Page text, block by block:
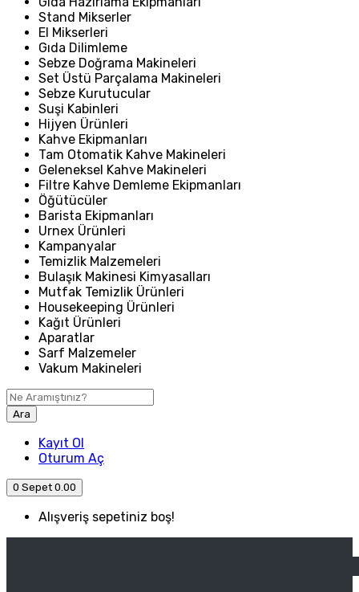
Stand Mikserler
El Mikserleri
Gıda Dilimleme
Sebze Doğrama Makineleri
Set Üstü Parçalama Makineleri
Sebze Kurutucular
Suşi Kabinleri
Hijyen Ürünleri
Kahve Ekipmanları
Tam Otomatik Kahve Makineleri
Geleneksel Kahve Makineleri
Filtre Kahve Demleme Ekipmanları
Öğütücüler
Barista Ekipmanları
Urnex Ürünleri
Kampanyalar
Temizlik Malzemeleri
Bulaşık Makinesi Kimyasalları
Mutfak Temizlik Ürünleri
Housekeeping Ürünleri
Kağıt Ürünleri
Aparatlar
Sarf Malzemeler
Vakum Makineleri
Ara
Kayıt Ol
Oturum Aç
0 Sepet 0.00
Alışveriş sepetiniz boş!